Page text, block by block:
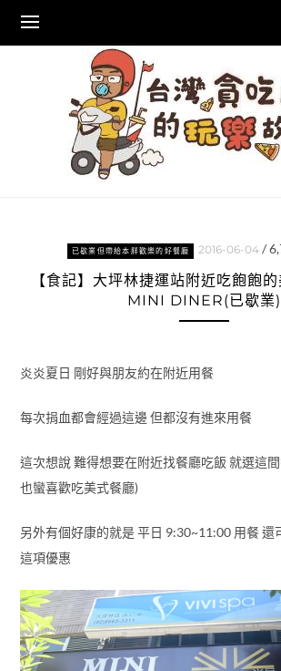
content
已歇業但帶給本胖歡樂的好餐廳 2016-06-04 /
【食記】大坪林捷運站附近吃飽飽
MINI DINER(已歇業)
炎炎夏日 剛好與朋友約在附近用餐
每次捐血都會經過這邊 但都沒有進來用餐
這次想說 難得想要在附近找餐廳吃飯 就選這
也蠻喜歡吃美式餐廳)
另外有個好康的就是 平日 9:30~11:00 用餐 還
這項優惠